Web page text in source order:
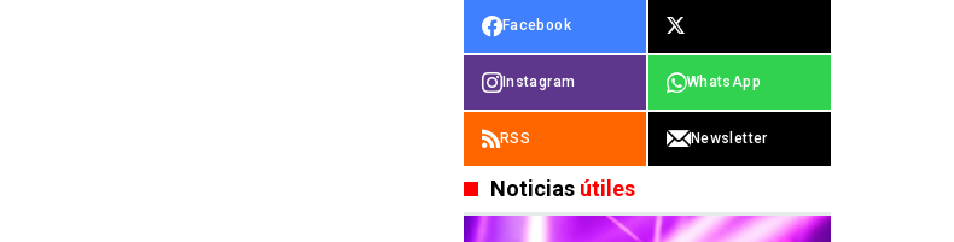
Facebook
Instagram WhatsApp
RSS Newsletter
Noticias útiles